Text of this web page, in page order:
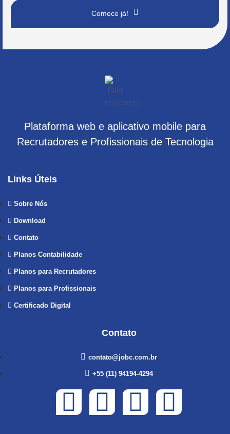
Comece já!
Plataforma web e aplicativo mobile para
Recrutadores e Profissionais de Tecnologia
Links Úteis
Sobre Nós
Download
Contato
Planos Contabilidade
Planos para Recrutadores
Planos para Profissionais
Certificado Digital
Contato
contato@jobc.com.br
+55 (11) 94194-4294